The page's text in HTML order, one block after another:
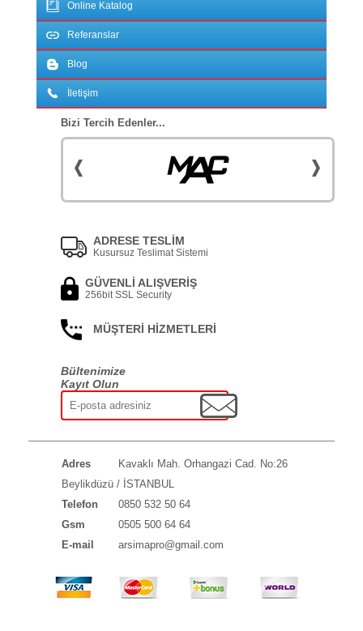
Online Katalog
Referanslar
Blog
İletişim
Bizi Tercih Edenler...
ADRESE TESLİM
Kusursuz Teslimat Sistemi
GÜVENLİ ALIŞVERİŞ
256bit SSL Security
MÜŞTERİ HİZMETLERİ
Bültenimize
Kayıt Olun
Adres
Kavaklı Mah. Orhangazi Cad. No:26
Beylikdüzü / İSTANBUL
Telefon
0850 532 50 64
Gsm
0505 500 64 64
E-mail
arsimapro@gmail.com